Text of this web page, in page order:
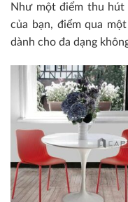
Như một điểm thu hút
của bạn, điểm qua
dành cho đa dạng